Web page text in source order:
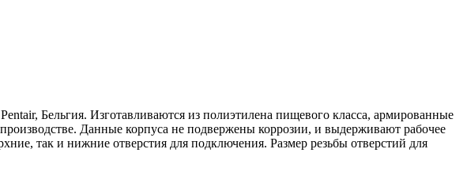
Бельгия. Изготавливаются из полиэтилена пищевого класса, армированные
Данные корпуса не подвержены коррозии, и выдерживают рабочее
так и нижние отверстия для подключения. Размер резьбы отверстий для